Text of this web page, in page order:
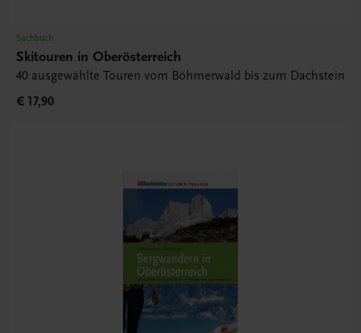
Sachbuch
Skitouren in Oberösterreich
40 ausgewählte Touren vom Böhmerwald bis zum Dachstein
€ 17,90